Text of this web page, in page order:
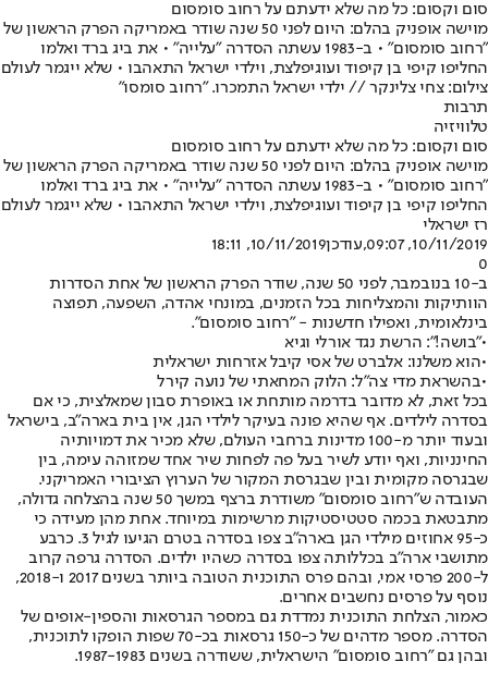
סום וקסום: כל מה שלא ידעתם על רחוב סומסום
מוישה אופניק בהלם: היום לפני ‭ 50‬שנה שודר באמריקה הפרק הראשון של
"רחוב סומסום" • ב-‭1983‬ עשתה הסדרה "עלייה" • את ביג ברד ואלמו
החליפו קיפי בן קיפוד ועוגיפלצת, וילדי ישראל התאהבו • שלא ייגמר לעולם
צילום: צחי צלינקר // ילדי ישראל התמכרו. "רחוב סומסו"
תרבות
טלוויזיה
סום וקסום: כל מה שלא ידעתם על רחוב סומסום
מוישה אופניק בהלם: היום לפני ‭ 50‬שנה שודר באמריקה הפרק הראשון של
"רחוב סומסום" • ב-‭1983‬ עשתה הסדרה "עלייה" • את ביג ברד ואלמו
החליפו קיפי בן קיפוד ועוגיפלצת, וילדי ישראל התאהבו • שלא ייגמר לעולם
רז ישראלי
10/11/2019, 09:07
,עודכן10/11/2019, 18:11
0
ב-‭10‬ בנובמבר, לפני ‭ 50‬שנה, שודר הפרק הראשון של אחת הסדרות
הוותיקות והמצליחות בכל הזמנים, במונחי אהדה, השפעה, תפוצה
בינלאומית, ואפילו חדשנות - "רחוב סומסום".
•"בושה!": הרשת נגד אורלי וגיא
•הוא משלנו: אלברט של אסי קיבל אזרחות ישראלית
•בהשראת מדי צה"ל: הלוק המחאתי של נועה קירל
בכל זאת, לא מדובר בדרמה מותחת או באופרת סבון שמאלצית, כי אם
בסדרה לילדים. אף שהיא פונה בעיקר לילדי הגן, אין בית בארה"ב, בישראל
ובעוד יותר מ-‭100‬ מדינות ברחבי העולם, שלא מכיר את דמויותיה
החינניות, ואף יודע לשיר בעל פה לפחות שיר אחד שמזוהה עימה, בין
שבגרסה מקומית ובין שבגרסת המקור של הערוץ הציבורי האמריקני.
העובדה ש"רחוב סומסום" משודרת ברצף במשך ‭ 50‬שנה בהצלחה גדולה,
מתבטאת בכמה סטטיסטיקות מרשימות במיוחד. אחת מהן מעידה כי
כ-‭95‬ אחוזים מילדי הגן בארה"ב צפו בסדרה בטרם הגיעו לגיל ‭ .3‬כרבע
מתושבי ארה"ב בכללותה צפו בסדרה כשהיו ילדים. הסדרה גרפה קרוב
נוסף על פרסים נחשבים אחרים.
כאמור, הצלחת התוכנית נמדדת גם במספר הגרסאות והספין-אופים של
הסדרה. מספר מדהים של כ-‭150‬ גרסאות בכ-‭70‬ שפות הופקו לתוכנית,
ובהן גם "רחוב סומסום" הישראלית, ששודרה בשנים ‭ .1987-1983‬